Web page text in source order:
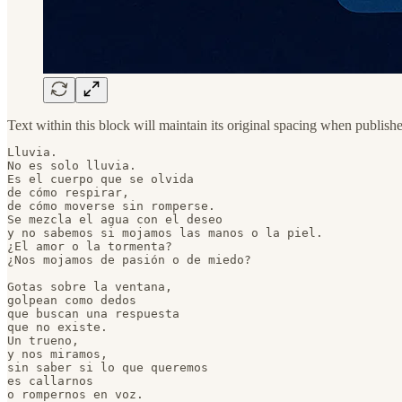
Text within this block will maintain its original spacing when
Lluvia.
No es solo lluvia.
Es el cuerpo que se olvida
de cómo respirar,
de cómo moverse sin romperse.
Se mezcla el agua con el deseo
y no sabemos si mojamos las manos o la piel.
¿El amor o la tormenta?
¿Nos mojamos de pasión o de miedo?
Gotas sobre la ventana,
golpean como dedos
que buscan una respuesta
que no existe.
Un trueno,
y nos miramos,
sin saber si lo que queremos
es callarnos
o rompernos en voz.